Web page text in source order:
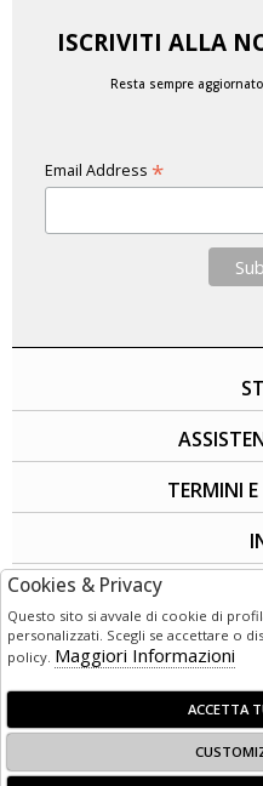
ISCRIVITI ALLA
Resta sempre
Email Address *
TERMINI
© 1949 - 2026 | LG3 Retail -
Cookies & Privacy
Questo sito si avvale di cookie di
personalizzati. Scegli se accettare o
policy. Maggiori Informazioni
ACCETTA